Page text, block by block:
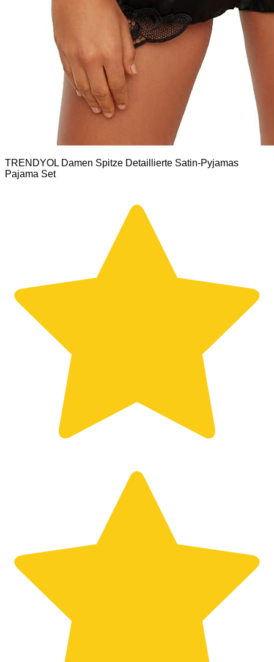
TRENDYOL Damen Spitze Detaillierte Satin-Pyjamas
Pajama Set